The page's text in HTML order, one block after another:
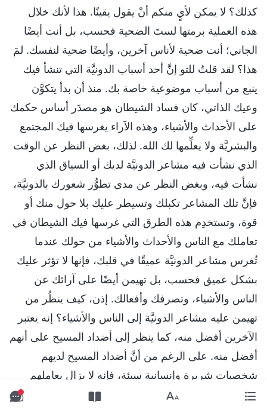
كذلك؟ لا يمكن لأيٍ منكم أنْ يقول يقينًا. هذا لأنك خلال
هذه العملية برمتها لستَ الضحية فحسب، بل أنت أيضًا
الجاني؛ أنت ضحية لأناس آخرين، وأيضًا ضحية لنفسك. لمَ
هذا؟ لقد قلتُ للتو إنَّ أحد أسباب الدونيَّة التي تنشأ فيك
ينبع من أسباب موضوعية خاصة بك. منذ أن بدأ يتكوَّن
وعيك الذاتي، كان فساد الشيطان هو مصدَر أساس حكمك
على الأحداث والأشياء، وهذه الآراء يغرسها فيك المجتمع
والبشريَّة ولا يعلِّمها لك الله. لذلك، بغض النظر عن الوقت
الذي نشأت فيه مشاعر الدونيَّة لديك أو السياق الذي
نشأت فيه، وبغض النظر عن مدى تطوُّر شعورك بالدونيَّة،
فإنَّ تلك المشاعر تكبلك وتسيطر عليك بلا حول منك أو
قوة، وتستخدِم هذه الطرق التي غرسها فيك الشيطان في
تعاملك مع الناس والأحداث والأشياء من حولك عندما
تُغرس مشاعر الدونيَّة عميقًا في قلبك، فإنها لا تؤثر عليك
بشكل عميق فحسب، بل تهيمن أيضًا على آرائك عن
الناس والأشياء، وتصرفك وأفعالك. إذن، كيف ينظُر من
تهيمن عليه مشاعر الدونيَّة إلى الناس والأشياء؟ إنه يعتبر
الآخرين أفضل منه، كما ينظر إلى أضداد المسيح على أنهم
أفضل منه. على الرغم من أنَّ أضداد المسيح لديهم
شخصيات شريرة وإنسانية سيئة، فإنه لا يزال يعاملهم
كأناس يجب الاقتداء بهم ونماذج تُحتذى للتعلُّم منها؛ حتى